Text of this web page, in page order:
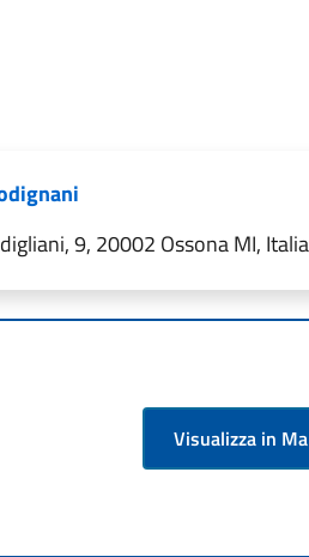
9, 20002 Ossona MI, Italia
Visualizza in